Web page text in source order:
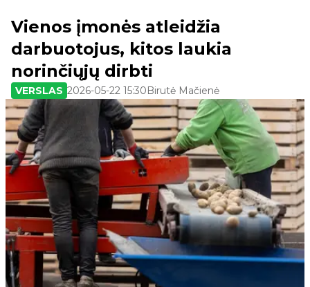
Vienos įmonės atleidžia
darbuotojus, kitos laukia
norinčiųjų dirbti
VERSLAS 2026-05-22 15:30Birutė Mačienė